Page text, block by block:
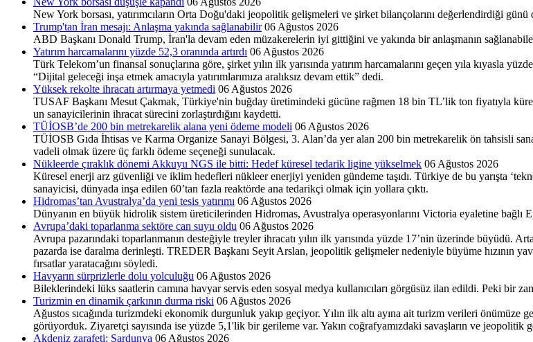
New York borsası, yatırımcıların Orta Doğu'daki jeopolitik gelişmeleri ve şirket bilançolarını değerlendirdiği günü
Trump'tan İran mesajı: Anlaşma yakında sağlanabilir 06 Ağustos 2026
ABD Başkanı Donald Trump, İran'la devam eden müzakerelerin iyi gittiğini ve yakında bir anlaşmanın
Yatırım harcamalarını yüzde 52,3 oranında artırdı 06 Ağustos 2026
Türk Telekom’un finansal sonuçlarına göre, şirket yılın ilk yarısında yatırım harcamalarını geçen yıla kıyasla
“Dijital geleceği inşa etmek amacıyla yatırımlarımıza aralıksız devam ettik” dedi.
Yüksek rekolte ihracatı artırmaya yetmedi 06 Ağustos 2026
TUSAF Başkanı Mesut Çakmak, Türkiye'nin buğday üretimindeki gücüne rağmen 18 bin TL’lik ton fiyatıyla
un sanayicilerinin ihracat sürecini zorlaştırdığını kaydetti.
TÜİOSB’de 200 bin metrekarelik alana yeni ödeme modeli 06 Ağustos 2026
TÜİOSB Gıda İhtisas ve Karma Organize Sa­nayi Bölgesi, 3. Alan’da yer alan 200 bin metrekare­lik ön tahsisli
vadeli olmak üzere üç farklı ödeme seçeneği sunulacak.
Nükleerde çıraklık dönemi Akkuyu NGS ile bitti: Hedef küresel tedarik ligine yükselmek 06 Ağustos 2026
Küresel enerji arz güvenliği ve iklim hedefleri nükleer enerjiyi yeniden gündeme taşıdı. Türkiye de bu yarışta
sanayicisi, dünyada inşa edilen 60’tan fazla reaktörde ana tedarikçi olmak için yollara çıktı.
Hidromas’tan Avustralya’da yeni tesis yatırımı 06 Ağustos 2026
Dünyanın en büyük hidrolik sistem üreticilerinden Hid­romas, Avustralya operasyonla­rını Victoria eyaletine bağlı
Avrupa’daki toparlanma sektöre can suyu oldu 06 Ağustos 2026
Avrupa pazarındaki toparlanmanın desteğiyle treyler ihracatı yılın ilk yarısında yüzde 17’nin üzerinde büyüdü.
pazarda ise daralma derinleşti. TREDER Başkanı Seyit Arslan, jeopolitik gelişmeler nedeniyle büyüme hızının
fırsatlar yaratacağını söyledi.
Havyarın sürprizlerle dolu yolculuğu 06 Ağustos 2026
Bileklerindeki lüks saatlerin camına havyar servis eden sosyal medya kullanıcıları görgüsüz ilan edildi. Peki bir
Turizmin en dinamik çarkının durma riski 06 Ağustos 2026
Ağustos sıcağında turizmdeki ekonomik durgunluk yakıp geçiyor. Yılın ilk altı ayına ait turizm verileri önümüze
görüyorduk. Ziyaretçi sayısında ise yüzde 5,1'lik bir gerileme var. Yakın coğrafyamızdaki savaşların ve
Akdeniz zarafeti: Sardunya 06 Ağustos 2026